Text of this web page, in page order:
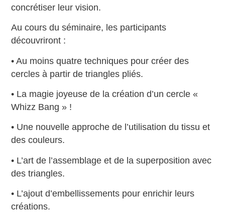
concrétiser leur vision.
Au cours du séminaire, les participants
découvriront :
• Au moins quatre techniques pour créer des
cercles à partir de triangles pliés.
• La magie joyeuse de la création d’un cercle «
Whizz Bang » !
• Une nouvelle approche de l’utilisation du tissu et
des couleurs.
• L’art de l’assemblage et de la superposition avec
des triangles.
• L’ajout d’embellissements pour enrichir leurs
créations.